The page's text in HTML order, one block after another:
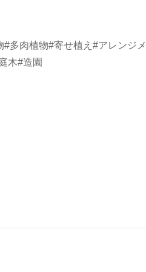
#多肉植物#寄せ植え #アレンジ
木#造園